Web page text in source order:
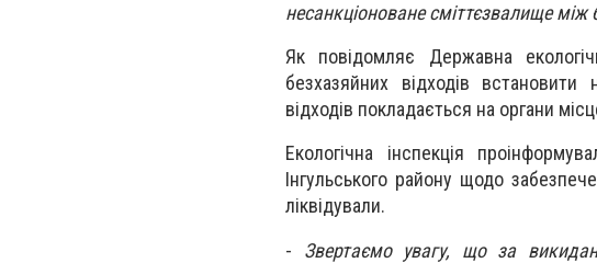
несанкціоноване сміттєзвалище
Як повідомляє Державна
безхазяйних відходів
відходів покладається на органи
Екологічна інспекція
Інгульського району щодо
ліквідували.
- Звертаємо увагу, що за